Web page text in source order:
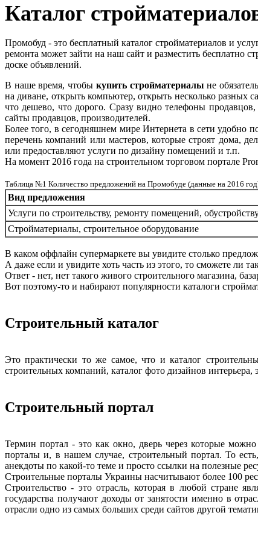
Каталог
Промобуд - это бесплатный каталог стройматериалов и
ремонта может зайти на наш сайт и разместить бесплатно
доске объявлений.
В наше время, чтобы купить стройматериалы не
на диване, открыть компьютер, открыть несколько разных
что дешево, что дорого. Сразу видно телефоны
сайты продавцов, производителей.
Более того, в сегодняшнем мире Интернета в сети удобно
перечень компаний или мастеров, которые строят дома,
или предоставляют услуги по дизайну помещений и т.п.
На момент 2016 года на строительном торговом портале
Таблица №1 Количество предложений на Промобуде (данные на 2016
Вид предложения
Услуги по строительству, ремонту помещений,
Стройматериалы, строительное оборудование
В каком оффлайн супермаркете вы увидите столько
А даже если и увидите хоть часть из этого, то сможете ли
Ответ - нет, нет такого живого строительного магазина,
Вот поэтому-то и набирают популярности каталоги
Строительный каталог
Это практически то же самое, что и каталог
строительных компаний, каталог фото дизайнов
Строительный портал
Термин портал - это как окно, дверь через которые
порталы и, в нашем случае, строительный портал. То
анекдоты по какой-то теме и просто ссылки на полезные
Строительные порталы Украины насчитывают более 100
Строительство - это отрасль, которая в любой стране
государства получают доходы от занятости именно в
отрасли одно из самых больших среди сайтов другой